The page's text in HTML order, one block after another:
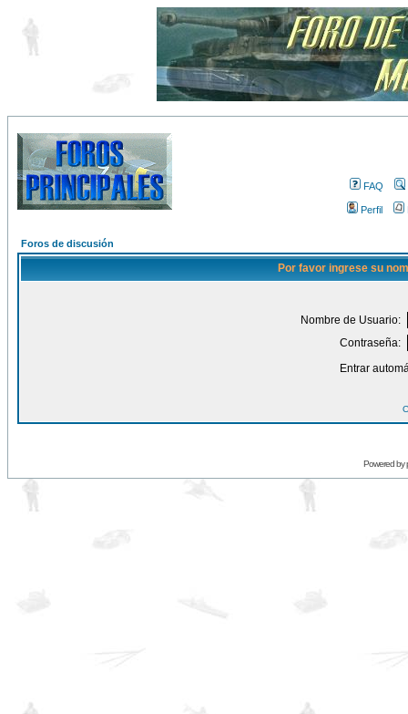
FAQ
Perfil
Foros de discusión
Por favor ingrese su
Nombre de Usuario:
Contraseña:
Entrar
Powered by